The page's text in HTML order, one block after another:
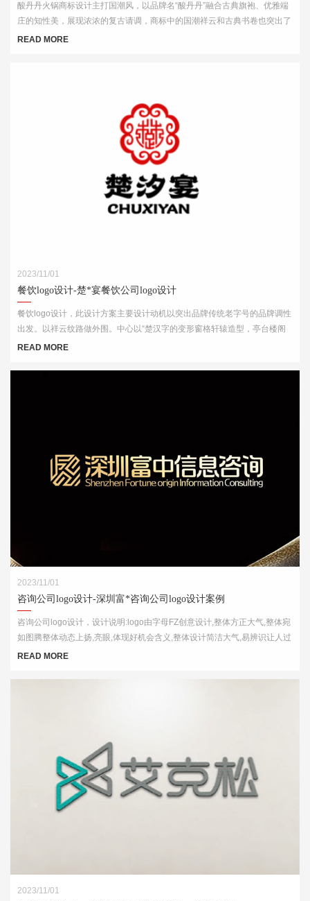
酸丹丹火锅商标设计主打国潮风，以品牌名“酸丹丹”融合古典旗袍、优雅端
庄的知性美，展现浓浓的复古请调，商标中的国潮祥云和古典书卷也突出了
中式元素，“祥云”又代表了吉祥，喜庆，幸福，更有人间烟火的气息，象征
READ MORE
2023/11/01
餐饮logo设计-楚*宴餐饮公司logo设计
餐饮logo设计，此设计方案主要设计动机以突出品牌传统老字号的品牌调性
出发。以祥云纹路做外围。中心以“楚汉字的变形窗格轩辕造型，亭台楼阁
酒肆的视觉印象，链接企业的行业特征
READ MORE
2023/11/01
咨询公司logo设计-深圳富*咨询公司logo设计案例
咨询公司logo设计，设计说明:logo由字母FZ创意设计,整体方正大气,整体宛
如图腾整体动态上扬,亮眼,体现好机会含义,整体设计简洁大气,易辨识让人过
目不忘
READ MORE
2023/11/01